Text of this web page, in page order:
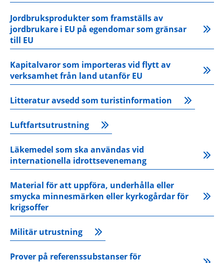
Jordbruksprodukter som framställs av
jordbrukare i EU på egendomar som gränsar
till EU
Kapitalvaror som importeras vid flytt av
verksamhet från land utanför EU
Litteratur avsedd som turistinformation
Luftfartsutrustning
Läkemedel som ska användas vid
internationella idrottsevenemang
Material för att uppföra, underhålla eller
smycka minnesmärken eller kyrkogårdar för
krigsoffer
Militär utrustning
Prover på referenssubstanser för